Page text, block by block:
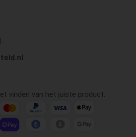
vinden van het juiste product.